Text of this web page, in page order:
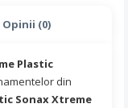
Opinii (0)
Plastic
din
Sonax Xtreme